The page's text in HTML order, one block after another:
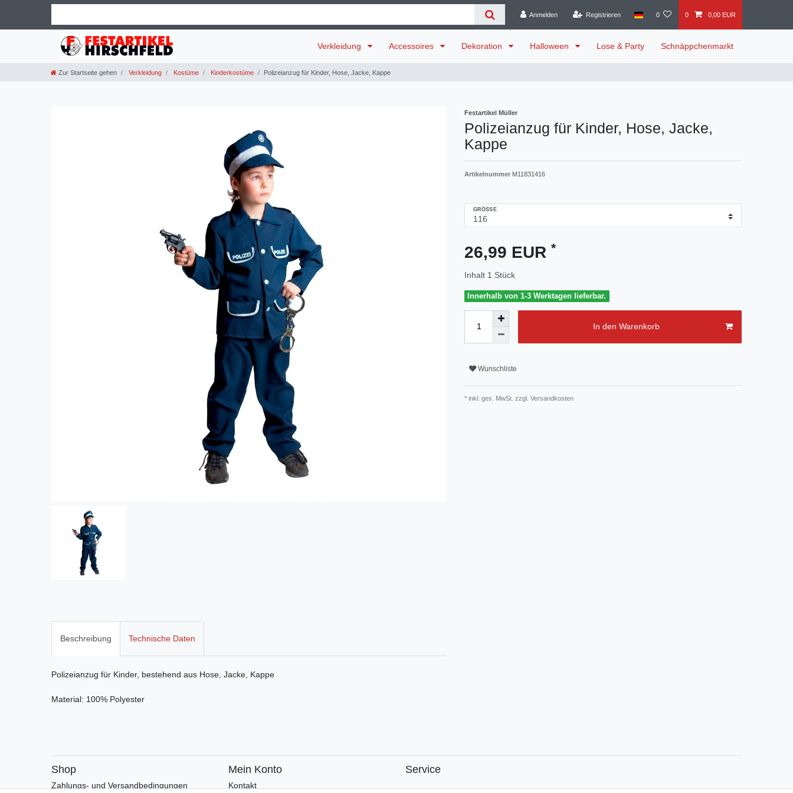
Anmelden Registrieren 0 0 0,00 EUR
Verkleidung Accessoires Dekoration Halloween Lose & Party Schnäppchenmarkt
Zur Startseite gehen Verkleidung Kostüme Kinderkostüme Polizeianzug für Kinder, Hose, Jacke, Kappe
Festartikel Müller
Polizeianzug für Kinder, Hose, Jacke,
Kappe
Artikelnummer M11831416
GRÖSSE
26,99 EUR *
Inhalt 1 Stück
Innerhalb von 1-3 Werktagen lieferbar.
In den Warenkorb
Wunschliste
* inkl. ges. MwSt. zzgl. Versandkosten
Beschreibung Technische Daten
Polizeianzug für Kinder, bestehend aus Hose, Jacke, Kappe
Material: 100% Polyester
Shop
Zahlungs- und Versandbedingungen
Mein Konto
Kontakt
Service